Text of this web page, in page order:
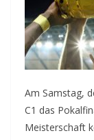
Am Samstag,
C1 das
Meisterschaft